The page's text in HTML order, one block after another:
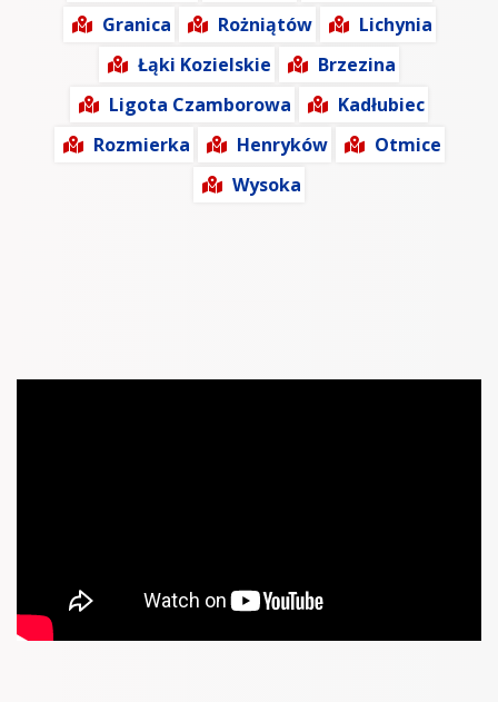
Granica
Rożniątów
Lichynia
Łąki Kozielskie
Brzezina
Ligota Czamborowa
Kadłubiec
Rozmierka
Henryków
Otmice
Wysoka